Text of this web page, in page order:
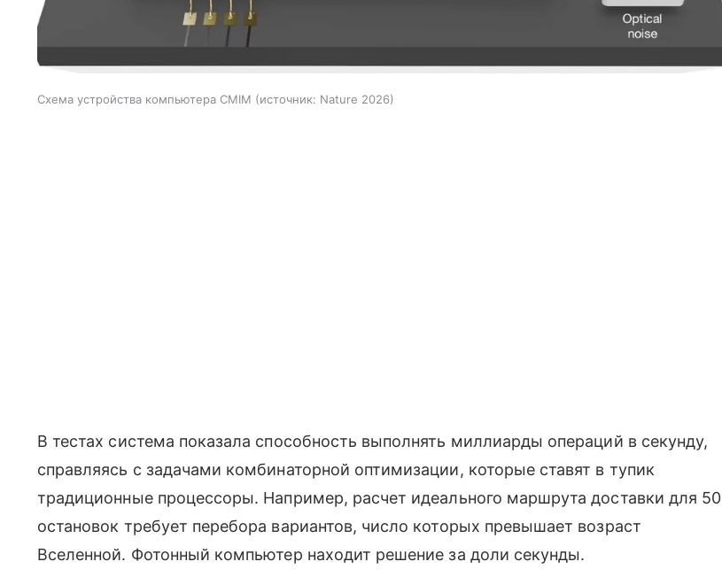
Схема устройства компьютера CMIM источник: Nature 2026
В тестах система показала способность выполнять миллиарды операций в секунду,
справляясь с задачами комбинаторной оптимизации, которые ставят в тупик
традиционные процессоры. Например, расчет идеального маршрута доставки для 50
остановок требует перебора вариантов, число которых превышает возраст
Вселенной. Фотонный компьютер находит решение за доли секунды.